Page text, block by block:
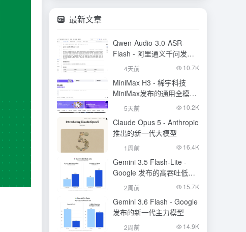
最新文章
Qwen-Audio-3.0-ASR-
Flash - 阿里通义千问发布
的语音识别大模型
4天前 10.7K
MiniMax H3 - 稀宇科技
MiniMax发布的通用全模态
生成模型
5天前 10.2K
Claude Opus 5 - Anthropic
推出的新一代大模型
1周前 16.4K
Gemini 3.5 Flash-Lite -
Google 发布的高吞吐低成
本模型
2周前 15.7K
Gemini 3.6 Flash - Google
发布的新一代主力模型
2周前 14.9K